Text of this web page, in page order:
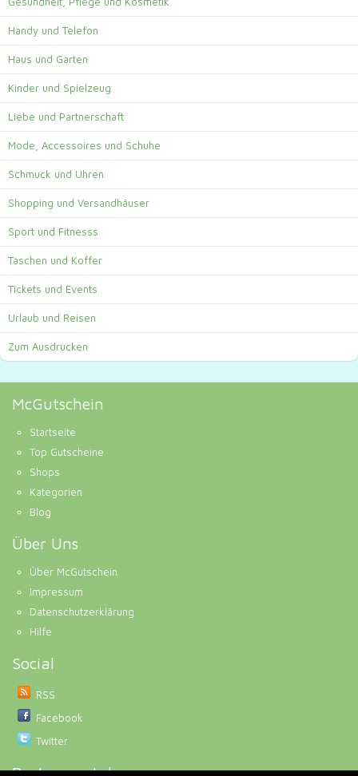
Handy und Telefon
Haus und Garten
Kinder und Spielzeug
Liebe und Partnerschaft
Mode, Accessoires und Schuhe
Schmuck und Uhren
Shopping und Versandhäuser
Sport und Fitnesss
Taschen und Koffer
Tickets und Events
Urlaub und Reisen
Zum Ausdrucken
McGutschein
Startseite
Top Gutscheine
Shops
Kategorien
Blog
Über Uns
Über McGutschein
Impressum
Datenschutzerklärung
Hilfe
Social
RSS
Facebook
Twitter
Partnerportale